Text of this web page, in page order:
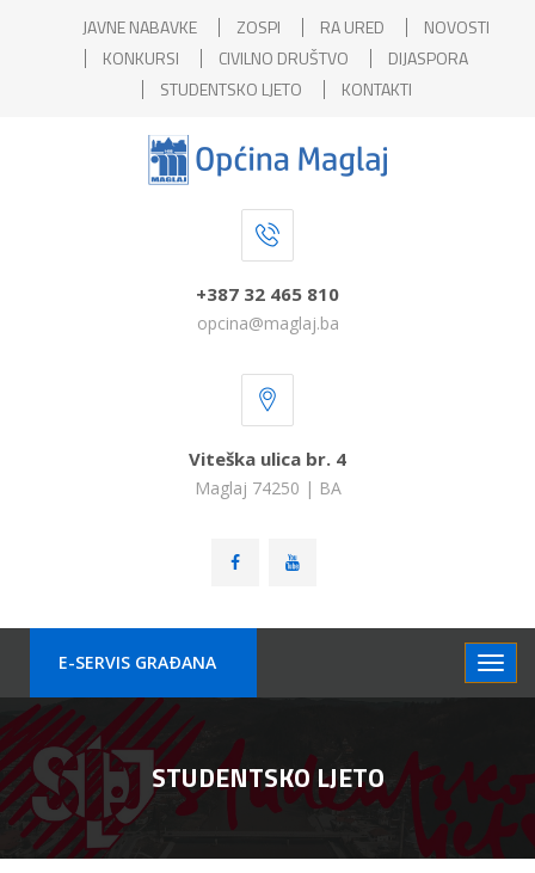
JAVNE NABAVKE ZOSPI RA URED
NOVOSTI
KONKURSI
CIVILNO DRUŠTVO
DIJASPORA
STUDENTSKO LJETO
KONTAKTI
+387 32 465 810
opcina@maglaj.ba
Viteška ulica br. 4
Maglaj 74250 | BA
E-SERVIS GRAÐANA
STUDENTSKO LJETO